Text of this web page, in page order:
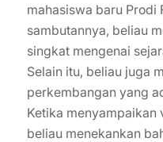
mahasiswa baru Prodi
sambutannya, beliau
singkat mengenai
Selain itu, beliau juga
perkembangan yang
Ketika menyampaikan
beliau menekankan